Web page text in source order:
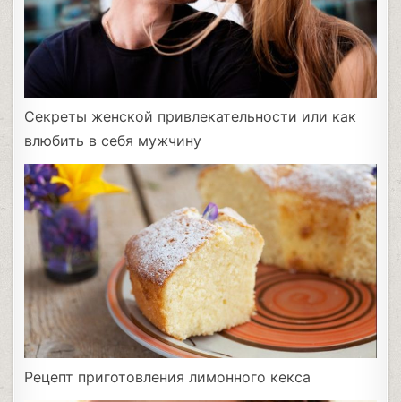
Секреты женской привлекательности или как
влюбить в себя мужчину
Рецепт приготовления лимонного кекса